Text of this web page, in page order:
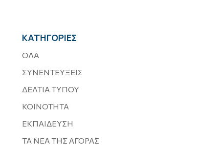
ΚΑΤΗΓΟΡΙΕΣ
ΟΛΑ
ΣΥΝΕΝΤΕΥΞΕΙΣ
ΔΕΛΤΙΑ ΤΥΠΟΥ
ΚΟΙΝΟΤΗΤΑ
ΕΚΠΑΙΔΕΥΣΗ
ΤΑ ΝΕΑ ΤΗΣ ΑΓΟΡΑΣ